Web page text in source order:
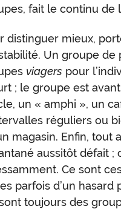
fait le continu de
distinguer mieux,
Un groupe
viagers pour
; le groupe est
un « amphi », un
réguliers ou
magasin. Enfin,
aussitôt défait ;
Ce sont
parfois d’un
toujours des